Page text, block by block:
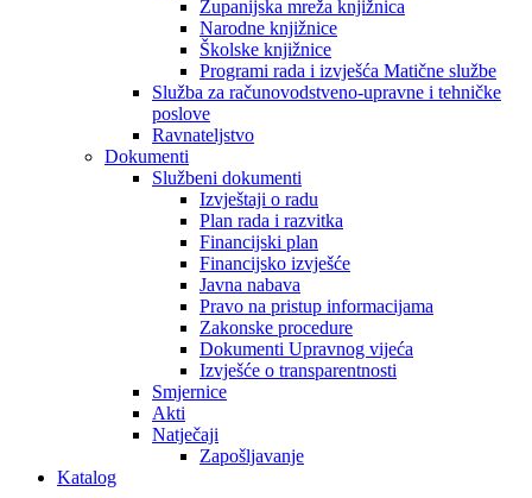
Županijska mreža knjižnica
Narodne knjižnice
Školske knjižnice
Programi rada i izvješća Matične službe
Služba za računovodstveno-upravne i tehničke
poslove
Ravnateljstvo
Dokumenti
Službeni dokumenti
Izvještaji o radu
Plan rada i razvitka
Financijski plan
Financijsko izvješće
Javna nabava
Pravo na pristup informacijama
Zakonske procedure
Dokumenti Upravnog vijeća
Izvješće o transparentnosti
Smjernice
Akti
Natječaji
Zapošljavanje
Katalog